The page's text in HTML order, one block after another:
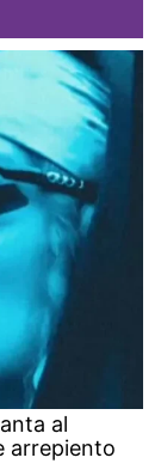
al
arrepiento